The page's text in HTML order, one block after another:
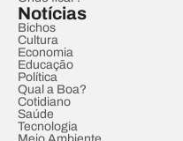
Notícias
Bichos
Cultura
Economia
Educação
Política
Qual a Boa?
Cotidiano
Saúde
Tecnologia